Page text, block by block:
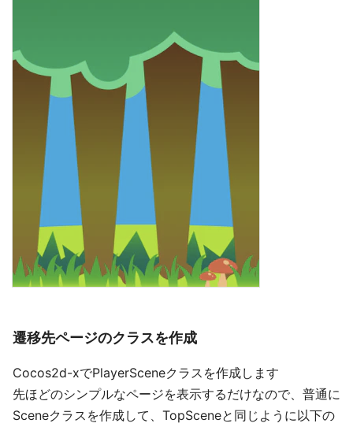
遷移先ページのクラスを作成
Cocos2d-xでPlayerSceneクラスを作成します
先ほどのシンプルなページを表示するだけなので、普通に
Sceneクラスを作成して、TopSceneと同じように以下の